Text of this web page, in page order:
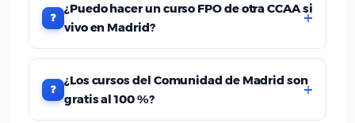
¿Puedo hacer un curso FPO de otra CCAA si
vivo en Madrid?
¿Los cursos del Comunidad de Madrid son
gratis al 100 %?